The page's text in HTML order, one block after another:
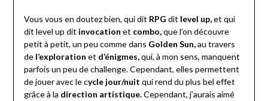
Vous vous en doutez bien, qui dit RPG dit level up,et qui
dit level up dit invocation et combo,que l’on découvre
petit à petit, un peu comme dans Golden Sun,au travers
de l’exploration et d’énigmes,qui, à mon sens, manquent
parfois un peu de challenge. Cependant, elles permettent
de jouer avec le cycle jour/nuit qui rend du plus bel effet
grâce à la direction artistique.Cependant, j’aurais aimé